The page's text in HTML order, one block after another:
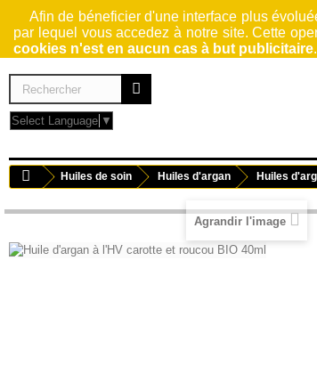
Afin de béneficier d'une interface plus
par lequel vous accedez à notre site. Cette
cookies n'est en aucun cas à but publicitaire
HUILES DE SOIN
Select Language ▼
Huiles de soin Huiles d'argan Huiles
Agrandir l'image